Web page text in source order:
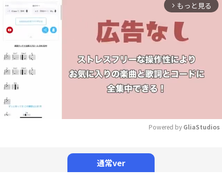
arrow_forward_ios もっと見る
Powered by GliaStudios
通常ver